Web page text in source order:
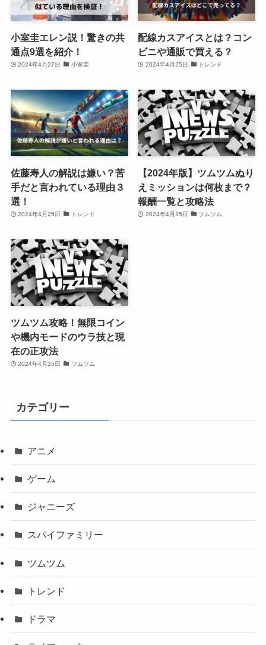
小室圭エレン説！驚きの共
通点9選を紹介！
2024年4月27日 小室圭
配線カスアイスとは？コン
ビニや通販で買える？
2024年4月25日 トレンド
佐藤寿人の解説は嫌い？苦
手だと言われている理由３
選！
2024年4月25日 トレンド
【2024年版】ツムツムぬり
えミッションは何枚まで？
報酬一覧と攻略法
2024年4月25日 ツムツム
ツムツム攻略！無限コイン
や機内モードのウラ技と現
在の正攻法
2024年4月25日 ツムツム
カテゴリー
アニメ
ゲーム
ジャニーズ
スパイファミリー
ツムツム
トレンド
ドラマ